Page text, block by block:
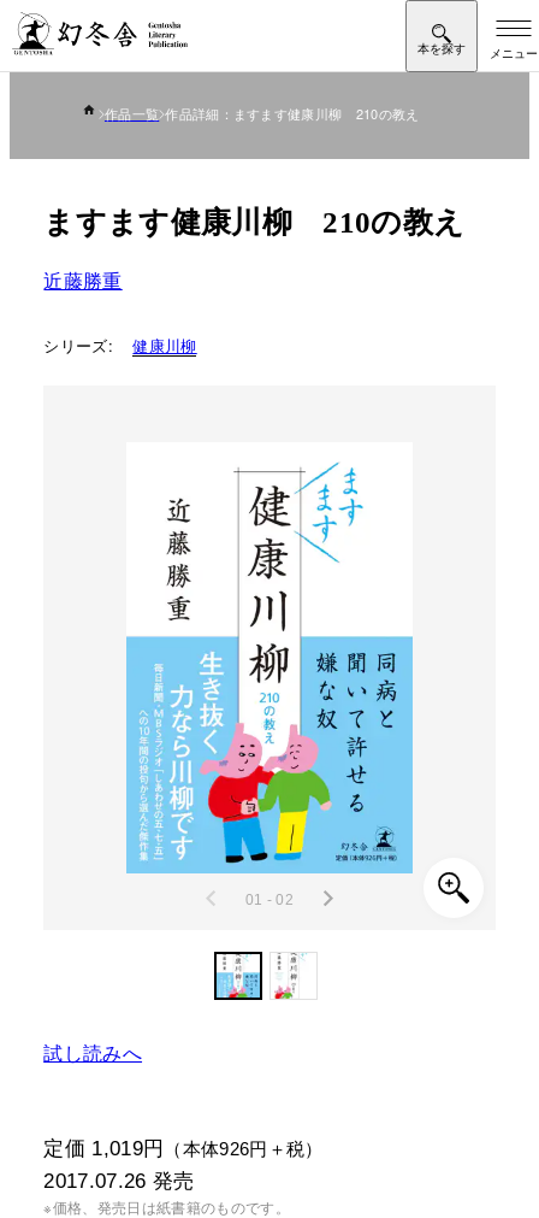
作品一覧 作品詳細：ますます健康川柳 210の教え
ますます健康川柳 210の教え
近藤勝重
シリーズ: 健康川柳
01 - 02
試し読みへ
定価 1,019円 （本体926円＋税）
2017.07.26 発売
※価格、発売日は紙書籍のものです。